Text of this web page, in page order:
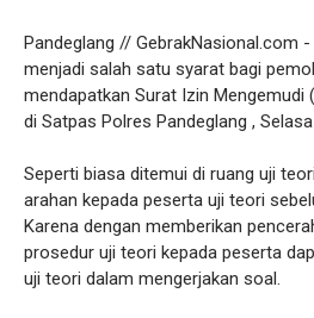
Pandeglang // GebrakNasional.com
menjadi salah satu syarat bagi
mendapatkan Surat Izin Mengemudi
di Satpas Polres Pandeglang ,
Seperti biasa ditemui di ruang uji
arahan kepada peserta uji teori
Karena dengan memberikan
prosedur uji teori kepada peserta
uji teori dalam mengerjakan soal.